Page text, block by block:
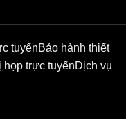
tuyếnBảo hành thiết
trực tuyếnDịch vụ